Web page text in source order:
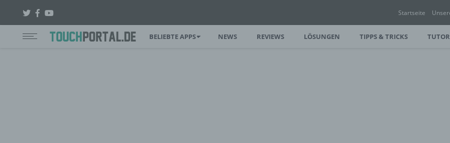
Startseite
BELIEBTE APPS NEWS REVIEWS LÖSUNGEN TIPPS & TRICKS